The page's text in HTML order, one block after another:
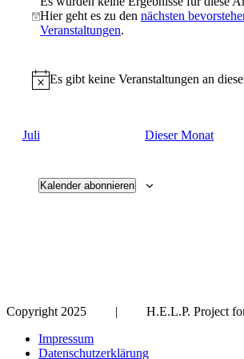
Hier geht es zu den nächsten
Veranstaltungen.
Es gibt keine Veranstaltungen an
Juli Dieser Monat
Kalender abonnieren
Copyright 2025 | H.E.L.P. Project for
Impressum
Datenschutzerklärung